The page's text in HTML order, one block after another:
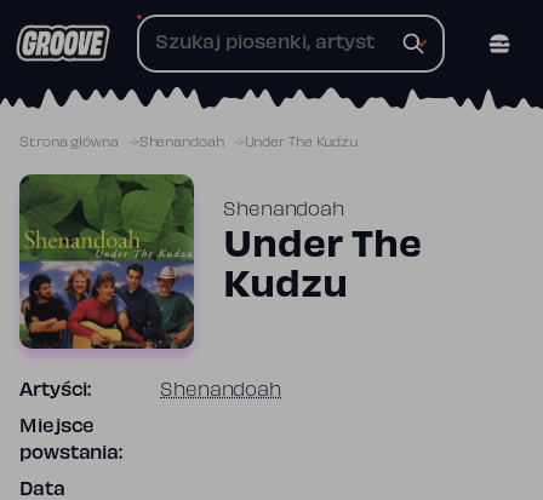
do
Strona główna Shenandoah Under The Kudzu
Shenandoah
Under The
Kudzu
Artyści: Shenandoah
Miejsce
powstania:
Data